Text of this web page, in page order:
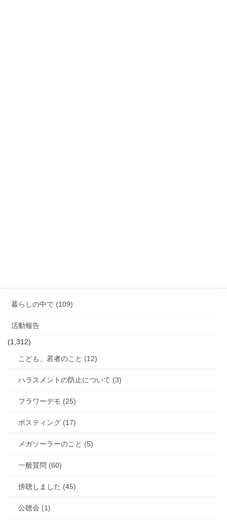
暮らしの中で (109)
活動報告
(1,312)
こども、若者のこと (12)
ハラスメントの防止について (3)
フラワーデモ (25)
ポスティング (17)
メガソーラーのこと (5)
一般質問 (60)
傍聴しました (45)
公聴会 (1)